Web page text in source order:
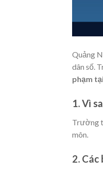
Quảng
dân số.
phạm
1. Vì
Trường
môn.
2. Các